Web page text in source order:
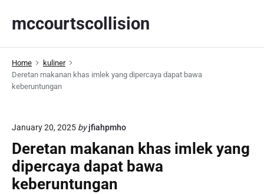
p
mccourtscollision
Home
kuliner
Deretan makanan khas imlek yang dipercaya dapat bawa
keberuntungan
January 20, 2025 by jfiahpmho
Deretan makanan khas imlek yang
dipercaya dapat bawa
keberuntungan